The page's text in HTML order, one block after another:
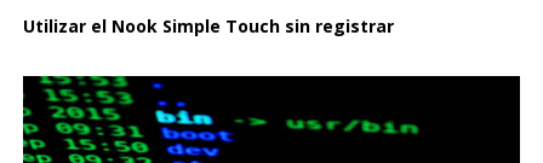
Utilizar el Nook Simple Touch sin registrar